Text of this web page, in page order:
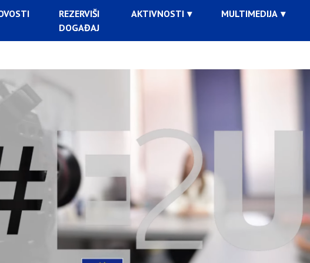
REZERVIŠI
DOGAĐAJ
AKTIVNOSTI MULTIMEDIJA